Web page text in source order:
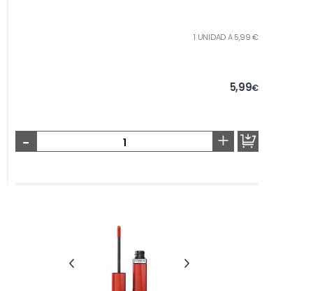
1 UNIDAD A 5,99 €
5,99€
- +